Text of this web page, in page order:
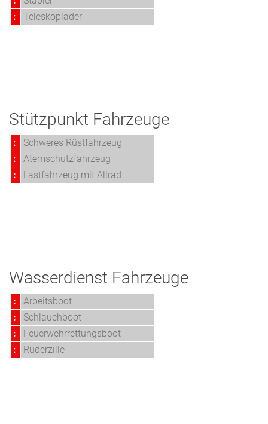
:
Teleskoplader
Stützpunkt Fahrzeuge
:
Schweres Rüstfahrzeug
:
Atemschutzfahrzeug
:
Lastfahrzeug mit Allrad
Wasserdienst Fahrzeuge
:
Arbeitsboot
:
Schlauchboot
:
Feuerwehrrettungsboot
:
Ruderzille